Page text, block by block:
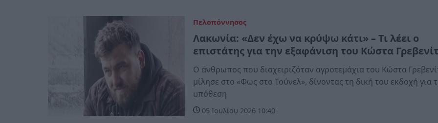
Πελοπόννησος
Λακωνία: «Δεν έχω να κρύψω κάτι» – Τι λέει ο
επιστάτης για την εξαφάνιση του Κώστα
Ο άνθρωπος που διαχειριζόταν αγροτεμάχια του Κώστα
μίλησε στο «Φως στο Τούνελ», δίνοντας τη δική του εκδοχή για
υπόθεση
05 Ιουλίου 2026 10:40